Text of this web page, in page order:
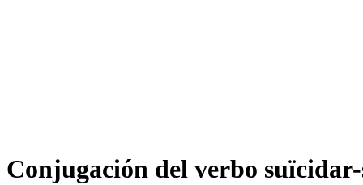
Conjugación del verbo suïcidar-